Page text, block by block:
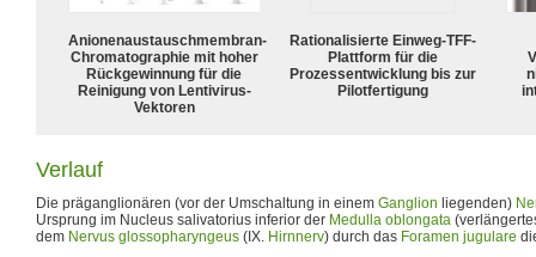
Anionenaustauschmembran-
Chromatographie mit hoher
Rückgewinnung für die
Reinigung von Lentivirus-
Vektoren
Rationalisierte Einweg-TFF-
Plattform für die
Prozessentwicklung bis zur
Pilotfertigung
Verlauf
Die präganglionären (vor der Umschaltung in einem Ganglion liegenden)
Ursprung im Nucleus salivatorius inferior der Medulla oblongata
dem Nervus glossopharyngeus (IX. Hirnnerv) durch das Foramen jugulare